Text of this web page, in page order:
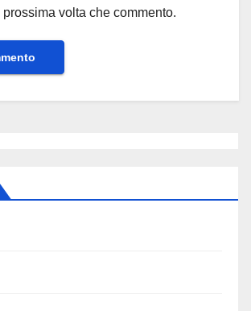
volta che commento.